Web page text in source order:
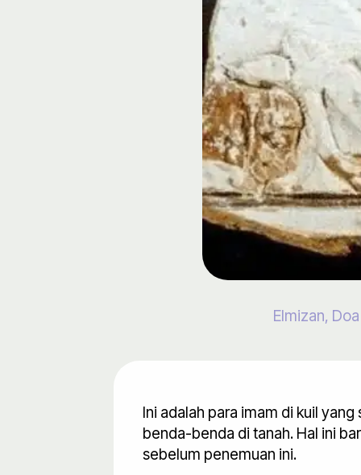
Elmizan,
Ini adalah para imam di kuil
benda-benda di tanah. Hal ini
sebelum penemuan ini.